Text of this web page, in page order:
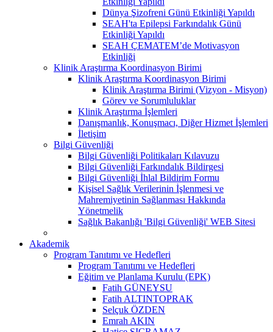
Dünya Şizofreni Günü Etkinliği Yapıldı
SEAH'ta Epilepsi Farkındalık Günü
Etkinliği Yapıldı
SEAH ÇEMATEM’de Motivasyon
Etkinliği
Klinik Araştırma Koordinasyon Birimi
Klinik Araştırma Koordinasyon Birimi
Klinik Araştırma Birimi (Vizyon - Misyon)
Görev ve Sorumluluklar
Klinik Araştırma İşlemleri
Danışmanlık, Konuşmacı, Diğer Hizmet İşlemleri
İletişim
Bilgi Güvenliği
Bilgi Güvenliği Politikaları Kılavuzu
Bilgi Güvenliği Farkındalık Bildirgesi
Bilgi Güvenliği İhlal Bildirim Formu
Kişisel Sağlık Verilerinin İşlenmesi ve
Mahremiyetinin Sağlanması Hakkında
Yönetmelik
Sağlık Bakanlığı 'Bilgi Güvenliği' WEB Sitesi
Akademik
Program Tanıtımı ve Hedefleri
Program Tanıtımı ve Hedefleri
Eğitim ve Planlama Kurulu (EPK)
Fatih GÜNEYSU
Fatih ALTINTOPRAK
Selçuk ÖZDEN
Emrah AKIN